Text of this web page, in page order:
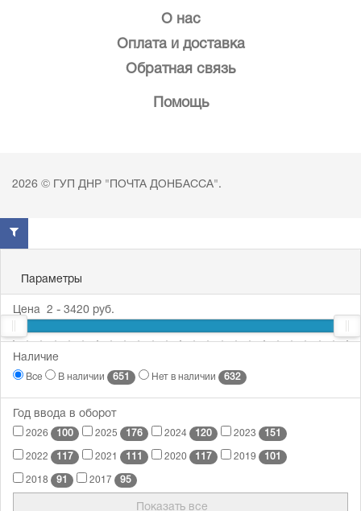
О нас
Оплата и доставка
Обратная связь
Помощь
2026 © ГУП ДНР "ПОЧТА ДОНБАССА".
Параметры
Цена 2 - 3420 руб.
2Наличие
Все В наличии 651 Нет в наличии 632
Год ввода в оборот
2026 100 2025 176 2024 120 2023 151
2022 117 2021 111 2020 117 2019 101
2018 91 2017 95
Показать все